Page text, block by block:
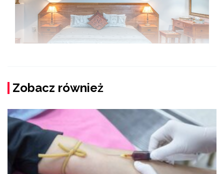
Zobacz również